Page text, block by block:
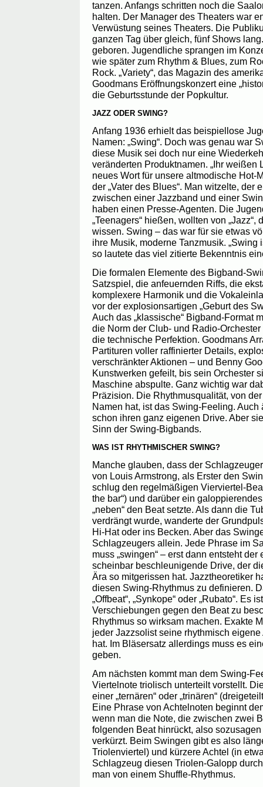
tanzen. Anfangs schritten noch die
halten. Der Manager des Theaters war
Verwüstung seines Theaters. Die
ganzen Tag über gleich, fünf Shows
geboren. Jugendliche sprangen im
wie später zum Rhythm & Blues, zum
Rock. „Variety“, das Magazin des
Goodmans Eröffnungskonzert eine
die Geburtsstunde der Popkultur.
JAZZ ODER SWING?
Anfang 1936 erhielt das beispiellose
Namen: „Swing“. Doch was genau war
diese Musik sei doch nur eine
veränderten Produktnamen. „Ihr weißen
neues Wort für unsere altmodische Hot-
der „Vater des Blues“. Man witzelte, der
zwischen einer Jazzband und einer
haben einen Presse-Agenten. Die
„Teenagers“ hießen, wollten von „Jazz“,
wissen. Swing – das war für sie etwas
ihre Musik, moderne Tanzmusik. „Swing
so lautete das viel zitierte Bekenntnis
Die formalen Elemente des Bigband-
Satzspiel, die anfeuernden Riffs, die
komplexere Harmonik und die
vor der explosionsartigen „Geburt des
Auch das „klassische“ Bigband-Format
die Norm der Club- und Radio-
die technische Perfektion. Goodmans
Partituren voller raffinierter Details,
verschränkter Aktionen – und Benny
Kunstwerken gefeilt, bis sein Orchester
Maschine abspulte. Ganz wichtig war
Präzision. Die Rhythmusqualität, von
Namen hat, ist das Swing-Feeling.
schon ihren ganz eigenen Drive. Aber
Sinn der Swing-Bigbands.
WAS IST RHYTHMISCHER SWING?
Manche glauben, dass der
von Louis Armstrong, als Erster den
schlug den regelmäßigen Vierviertel-
the bar“) und darüber ein
„neben“ den Beat setzte. Als dann die
verdrängt wurde, wanderte der
Hi-Hat oder ins Becken. Aber das
Schlagzeugers allein. Jede Phrase im
muss „swingen“ – erst dann entsteht
scheinbar beschleunigende Drive, der
Ära so mitgerissen hat. Jazztheoretiker
diesen Swing-Rhythmus zu definieren.
„Offbeat“, „Synkope“ oder „Rubato“. Es
Verschiebungen gegen den Beat zu
Rhythmus so wirksam machen. Exakte
jeder Jazzsolist seine rhythmisch eigene
hat. Im Bläsersatz allerdings muss es
geben.
Am nächsten kommt man dem Swing-
Viertelnote triolisch unterteilt vorstellt.
einer „ternären“ oder „trinären“
Eine Phrase von Achtelnoten beginnt
wenn man die Note, die zwischen zwei
folgenden Beat hinrückt, also
verkürzt. Beim Swingen gibt es also
Triolenviertel) und kürzere Achtel (in
Schlagzeug diesen Triolen-Galopp
man von einem Shuffle-Rhythmus.